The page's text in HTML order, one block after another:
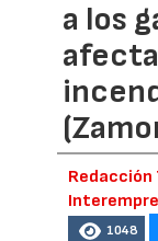
a los
Redacción
1048